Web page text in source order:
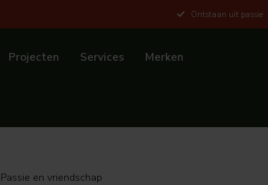
Ontstaan uit passie
Projecten Services Merken
Passie en vriendschap